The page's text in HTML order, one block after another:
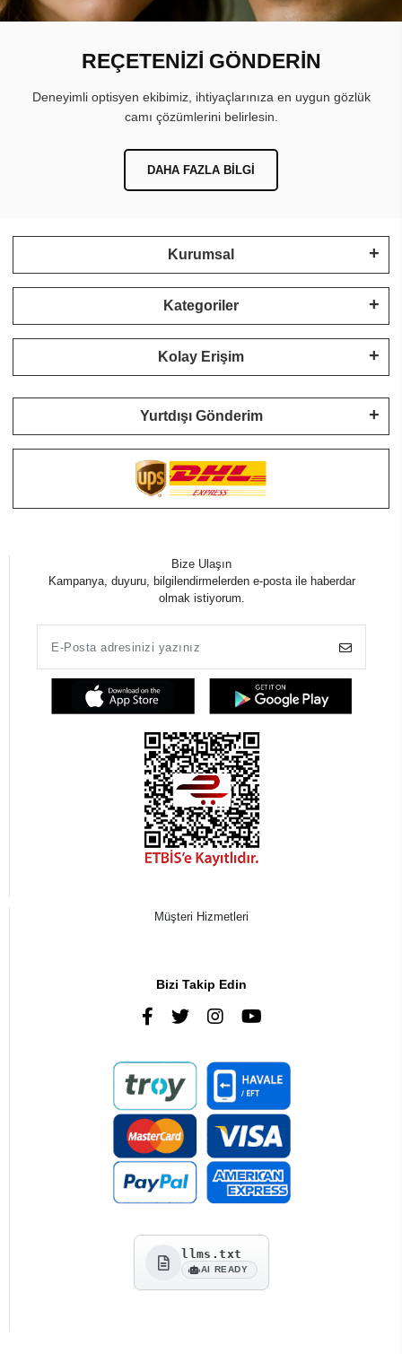
REÇETENİZİ GÖNDERİN
Deneyimli optisyen ekibimiz, ihtiyaçlarınıza en uygun gözlük
camı çözümlerini belirlesin.
DAHA FAZLA BILGI
Kurumsal
Kategoriler
Kolay Erişim
Yurtdışı Gönderim
Bize Ulaşın
Kampanya, duyuru, bilgilendirmelerden e-posta ile haberdar
olmak istiyorum.
Müşteri Hizmetleri
Bizi Takip Edin
llms.txt
AI READY